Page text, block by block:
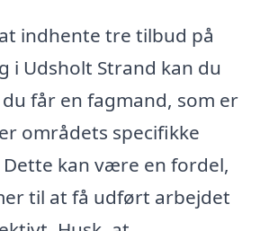
indhente tre tilbud på
i Udsholt Strand kan du
får en fagmand, som er
områdets specifikke
kan være en fordel,
til at få udført arbejdet